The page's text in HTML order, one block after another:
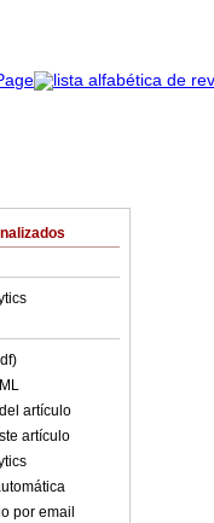
artículo
artículo
por email